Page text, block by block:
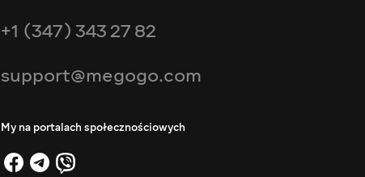
+1 (347) 343 27 82
support@megogo.com
My na portalach społecznościowych